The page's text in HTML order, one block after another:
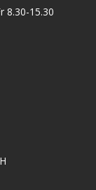
8.30-15.30